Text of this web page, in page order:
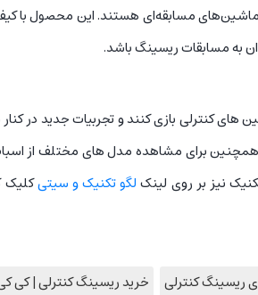
ماشین‌های مسابقه‌ای هستند. این محصول با
به مسابقات ریسینگ باشد.
های کنترلی بازی کنند و تجربیات جدید در
برای مشاهده مدل های مختلف از
نیز بر روی لینک لگو تکنیک و سیتیکلیک
ریسینگ کنترلی خرید ریسینگ کنترلی | کی